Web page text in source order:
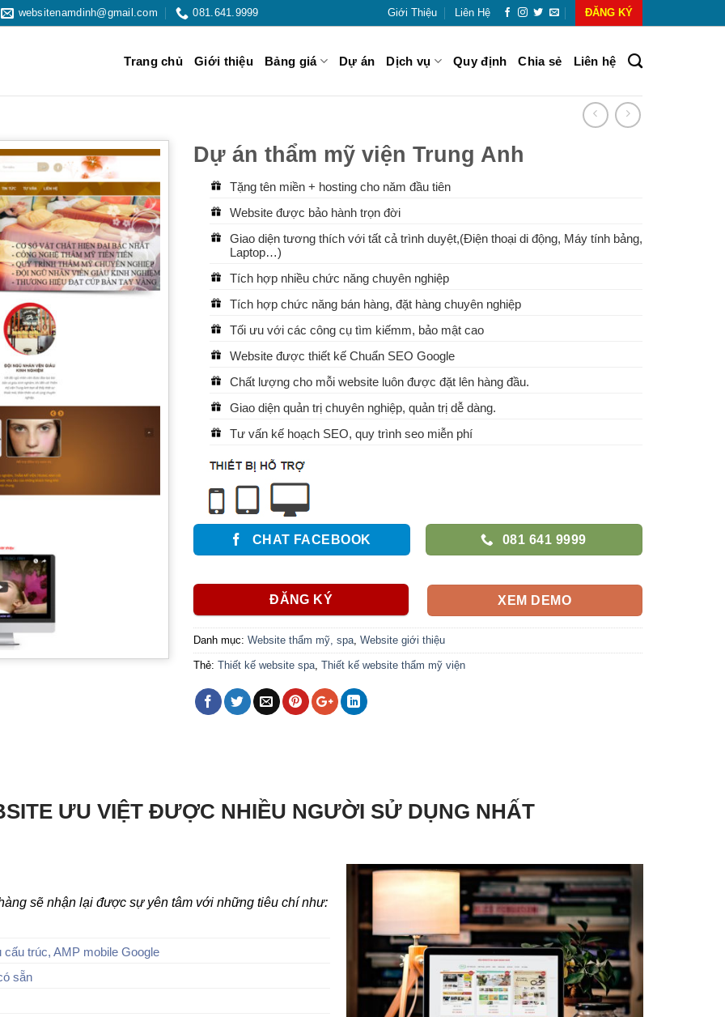
websitenamdinh@gmail.com 081.641.9999 Giới Thiệu Liên Hệ ĐĂNG KÝ
Trang chủ Giới thiệu Bảng giá Dự án Dịch vụ Quy định Chia sẻ Liên hệ
Dự án thẩm mỹ viện Trung Anh
Tặng tên miền + hosting cho năm đầu tiên
Website được bảo hành trọn đời
Giao diện tương thích với tất cả trình duyệt,(Điện thoại di động, Máy tính bảng,
Laptop…)
Tích hợp nhiều chức năng chuyên nghiệp
Tích hợp chức năng bán hàng, đặt hàng chuyên nghiệp
Tối ưu với các công cụ tìm kiếmm, bảo mật cao
Website được thiết kế Chuẩn SEO Google
Chất lượng cho mỗi website luôn được đặt lên hàng đầu.
Giao diện quản trị chuyên nghiệp, quản trị dễ dàng.
Tư vấn kế hoạch SEO, quy trình seo miễn phí
CHAT FACEBOOK 081 641 9999
ĐĂNG KÝ XEM DEMO
Danh mục: Website thẩm mỹ, spa, Website giới thiệu
Thẻ: Thiết kế website spa, Thiết kế website thẩm mỹ viện
ƯU VIỆT ĐƯỢC NHIỀU NGƯỜI SỬ DỤNG NHẤT
sẽ nhận lại được sự yên tâm với những tiêu chí như:
trúc, AMP mobile Google
sẵn